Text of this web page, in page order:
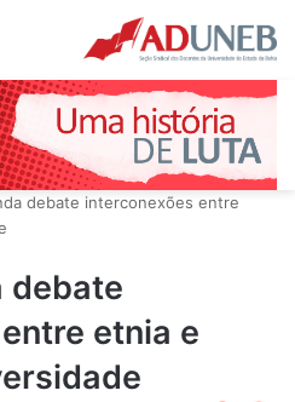
Pesquisar
debate interconexões entre
debate
etnia e